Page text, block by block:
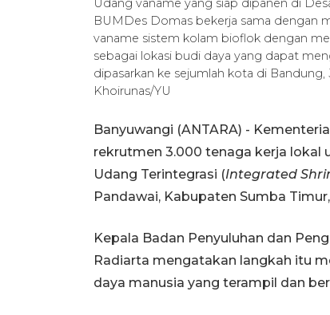
Udang vaname yang siap dipanen di
BUMDes Domas bekerja sama dengan
vaname sistem kolam bioflok dengan
sebagai lokasi budi daya yang dapat
dipasarkan ke sejumlah kota di
Khoirunas/YU
Banyuwangi (ANTARA) -
rekrutmen 3.000 tenaga kerja lokal
Udang Terintegrasi (Integrated
Pandawai, Kabupaten Sumba
Kepala Badan Penyuluhan dan
Radiarta mengatakan langkah itu
daya manusia yang terampil dan